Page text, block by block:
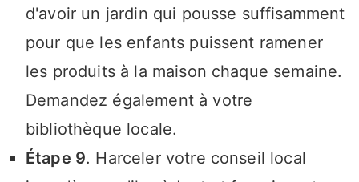
d'avoir un jardin qui pousse suffisamment
pour que les enfants puissent ramener
les produits à la maison chaque semaine.
Demandez également à votre
bibliothèque locale.
Étape 9. Harceler votre conseil local